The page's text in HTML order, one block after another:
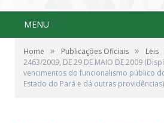
MENU
Home » Publicações Oficiais » Leis
2463/2009, DE 29 DE MAIO DE 2009
vencimentos do funcionalismo público
Estado do Pará e dá outras providências)